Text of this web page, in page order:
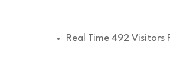
Real Time 492 Visitors